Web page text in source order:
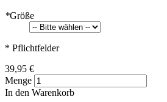
*Größe
* Pflichtfelder
39,95 €
Menge
In den Warenkorb